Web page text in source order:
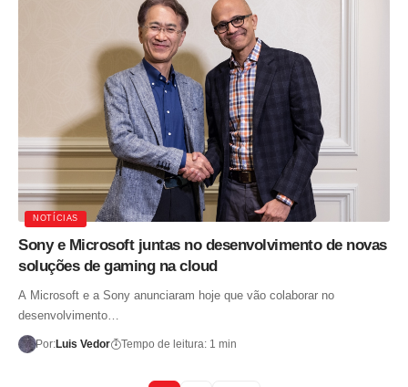
NOTÍCIAS
Sony e Microsoft juntas no desenvolvimento de novas
soluções de gaming na cloud
A Microsoft e a Sony anunciaram hoje que vão colaborar no
desenvolvimento…
Por:Luis Vedor Tempo de leitura: 1 min